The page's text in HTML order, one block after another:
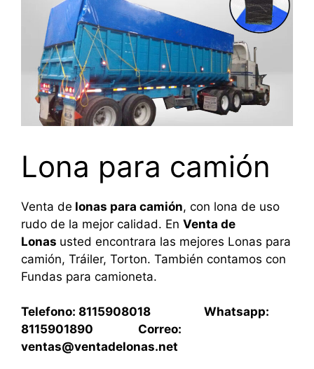
Lona para camión
Venta de lonas para camión, con lona de uso
rudo de la mejor calidad. En Venta de
Lonas usted encontrara las mejores Lonas para
camión, Tráiler, Torton. También contamos con
Fundas para camioneta.
Telefono: 8115908018 Whatsapp:
8115901890 Correo:
ventas@ventadelonas.net